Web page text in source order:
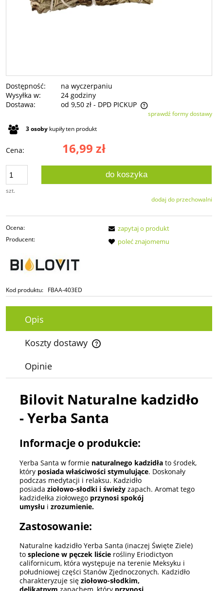
Dostępność:
na wyczerpaniu
Wysyłka w:
24 godziny
Dostawa:
od 9,50 zł - DPD PICKUP
Cena nie zawiera ewentualnych kosztów płatnościsprawdź formy dostawy
3osoby kupiłyten produkt
Cena: 16,99 zł
szt.
do koszyka
dodaj do przechowalni
Ocena:
Producent:
Kod produktu: FBAA-403ED
zapytaj o produkt
poleć znajomemu
Opis
Koszty dostawy
Cena nie zawiera ewentualnych kosztów płatności
Opinie
Bilovit Naturalne kadzidło
- Yerba Santa
Informacje o produkcie:
Yerba Santa w formie naturalnego kadzidła to środek,
który posiada właściwości stymulujące. Doskonały
podczas medytacji i relaksu. Kadzidło
posiada ziołowo-słodki i świeży zapach. Aromat tego
kadzidełka ziołowego przynosi spokój
umysłu i zrozumienie.
Zastosowanie:
Naturalne kadzidło Yerba Santa (inaczej Święte Ziele)
to splecione w pęczek liście rośliny Eriodictyon
californicum, która występuje na terenie Meksyku i
południowej części Stanów Zjednoczonych. Kadzidło
charakteryzuje się ziołowo-słodkim,